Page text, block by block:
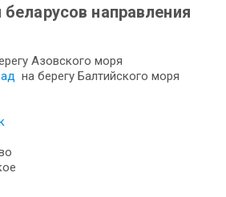
направления
Азовского моря
на берегу Балтийского моря